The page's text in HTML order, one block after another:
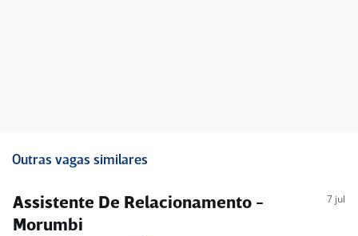
Outras vagas similares
Assistente De Relacionamento -
Morumbi
7 jul